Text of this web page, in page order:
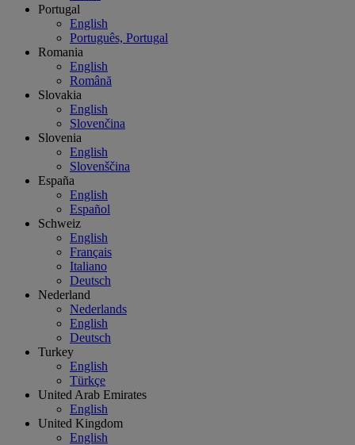
Portugal
English
Português, Portugal
Romania
English
Română
Slovakia
English
Slovenčina
Slovenia
English
Slovenščina
España
English
Español
Schweiz
English
Français
Italiano
Deutsch
Nederland
Nederlands
English
Deutsch
Turkey
English
Türkçe
United Arab Emirates
English
United Kingdom
English